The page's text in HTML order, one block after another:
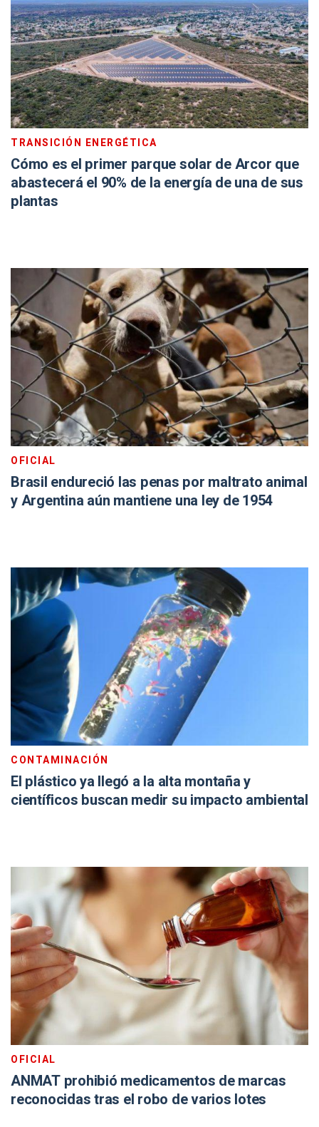
TRANSICIÓN ENERGÉTICA
Cómo es el primer parque solar de Arcor que
abastecerá el 90% de la energía de una de sus
plantas
OFICIAL
Brasil endureció las penas por maltrato animal
y Argentina aún mantiene una ley de 1954
CONTAMINACIÓN
El plástico ya llegó a la alta montaña y
científicos buscan medir su impacto ambiental
OFICIAL
ANMAT prohibió medicamentos de marcas
reconocidas tras el robo de varios lotes